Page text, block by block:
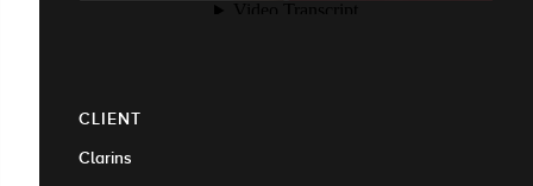
CLIENT
Clarins